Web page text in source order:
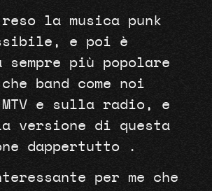
reso la musica punk
e poi è
sempre più popolare
band come noi
MTV e sulla radio, e
versione di questa
dappertutto .
per me che